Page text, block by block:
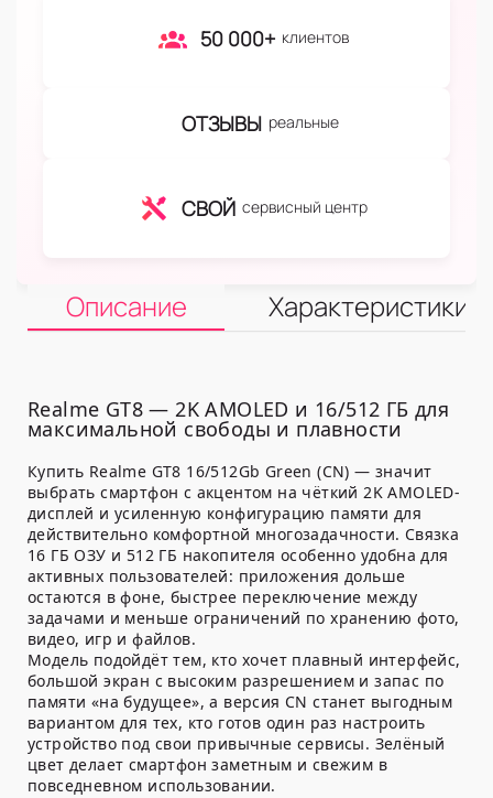
50 000+ клиентов
ОТЗЫВЫ реальные
СВОЙ сервисный центр
Описание Характеристики
Realme GT8 — 2K AMOLED и 16/512 ГБ для
максимальной свободы и плавности
Купить Realme GT8 16/512Gb Green (CN) — значит
выбрать смартфон с акцентом на чёткий 2K AMOLED-
дисплей и усиленную конфигурацию памяти для
действительно комфортной многозадачности. Связка
16 ГБ ОЗУ и 512 ГБ накопителя особенно удобна для
активных пользователей: приложения дольше
остаются в фоне, быстрее переключение между
задачами и меньше ограничений по хранению фото,
видео, игр и файлов.
Модель подойдёт тем, кто хочет плавный интерфейс,
большой экран с высоким разрешением и запас по
памяти «на будущее», а версия CN станет выгодным
вариантом для тех, кто готов один раз настроить
устройство под свои привычные сервисы. Зелёный
цвет делает смартфон заметным и свежим в
повседневном использовании.